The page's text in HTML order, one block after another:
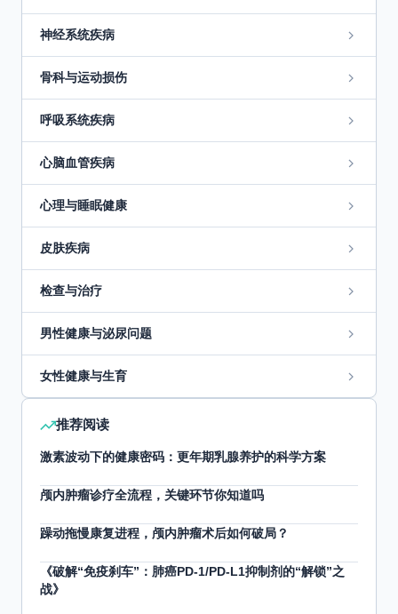
神经系统疾病
骨科与运动损伤
呼吸系统疾病
心脑血管疾病
心理与睡眠健康
皮肤疾病
检查与治疗
男性健康与泌尿问题
女性健康与生育
推荐阅读
激素波动下的健康密码：更年期乳腺养护的科学方案
颅内肿瘤诊疗全流程，关键环节你知道吗
躁动拖慢康复进程，颅内肿瘤术后如何破局？
《破解“免疫刹车”：肺癌PD-1/PD-L1抑制剂的“解锁”之
战》